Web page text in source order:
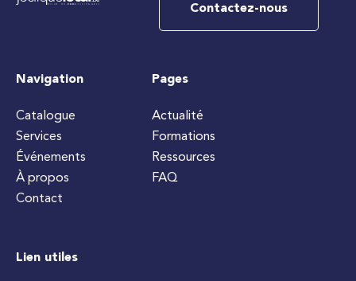
Contactez-nous
Navigation
Catalogue
Services
Événements
À propos
Contact
Pages
Actualité
Formations
Ressources
FAQ
Lien utiles